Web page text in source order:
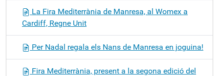
La Fira Mediterrània de Manresa, al Womex a
Cardiff, Regne Unit
Per Nadal regala els Nans de Manresa en joguina!
Fira Mediterrània, present a la segona edició del